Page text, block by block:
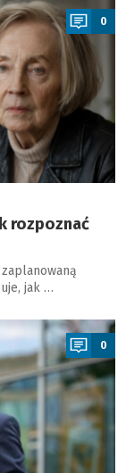
0
rozpoznać
jak …
0